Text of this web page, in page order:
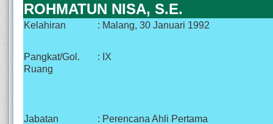
ROHMATUN NISA, S.E.
Kelahiran : Malang, 30 Januari 1992
Pangkat/Gol.
Ruang
: IX
Jabatan : Perencana Ahli Pertama